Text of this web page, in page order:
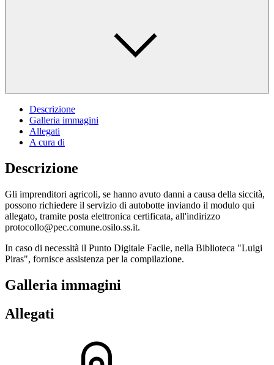
Descrizione
Galleria immagini
Allegati
A cura di
Descrizione
Gli imprenditori agricoli, se hanno avuto danni a causa della siccità,
possono richiedere il servizio di autobotte inviando il modulo qui
allegato, tramite posta elettronica certificata, all'indirizzo
protocollo@pec.comune.osilo.ss.it.
In caso di necessità il Punto Digitale Facile, nella Biblioteca "Luigi
Piras", fornisce assistenza per la compilazione.
Galleria immagini
Allegati